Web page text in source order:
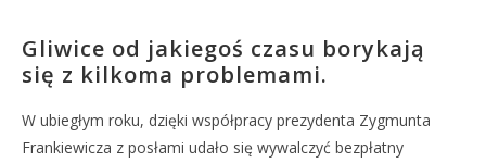
Gliwice od jakiegoś czasu borykają
się z kilkoma problemami.
W ubiegłym roku, dzięki współpracy prezydenta Zygmunta
Frankiewicza z posłami udało się wywalczyć bezpłatny